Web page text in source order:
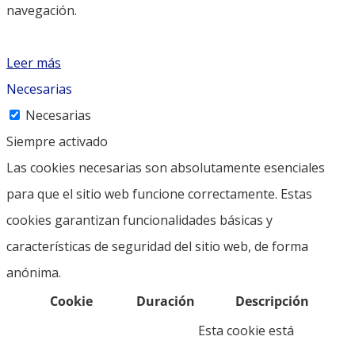
navegación.
Leer más
Necesarias
Necesarias
Siempre activado
Las cookies necesarias son absolutamente esenciales
para que el sitio web funcione correctamente. Estas
cookies garantizan funcionalidades básicas y
características de seguridad del sitio web, de forma
anónima.
Cookie
Duración Descripción
Esta cookie está